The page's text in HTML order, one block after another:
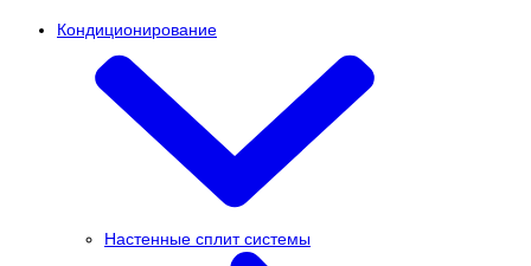
Кондиционирование
Настенные сплит системы